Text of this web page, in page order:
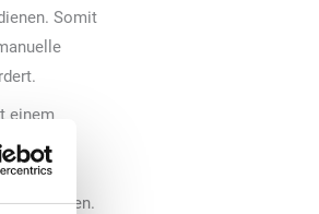
Somit
einem
beseitigen.